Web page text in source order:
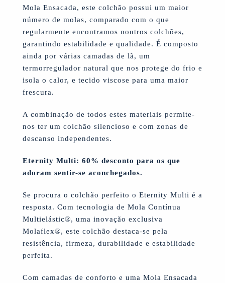
Mola Ensacada, este colchão possui um maior
número de molas, comparado com o que
regularmente encontramos noutros colchões,
garantindo estabilidade e qualidade. É composto
ainda por várias camadas de lã, um
termorregulador natural que nos protege do frio e
isola o calor, e tecido viscose para uma maior
frescura.
A combinação de todos estes materiais permite-
nos ter um colchão silencioso e com zonas de
descanso independentes.
Eternity Multi: 60% desconto para os que
adoram sentir-se aconchegados.
Se procura o colchão perfeito o Eternity Multi é a
resposta. Com tecnologia de Mola Contínua
Multielástic®, uma inovação exclusiva
Molaflex®, este colchão destaca-se pela
resistência, firmeza, durabilidade e estabilidade
perfeita.
Com camadas de conforto e uma Mola Ensacada